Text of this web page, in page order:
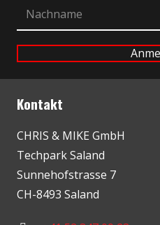
Kontakt
CHRIS & MIKE GmbH
Techpark Saland
Sunnehofstrasse 7
CH-8493 Saland